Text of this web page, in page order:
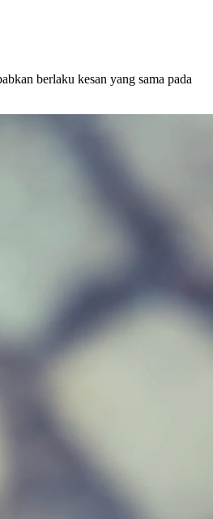
berlaku kesan yang sama pada